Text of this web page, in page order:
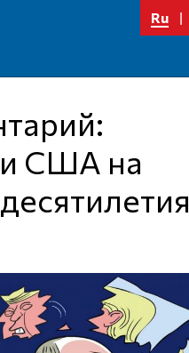
Ru
США на